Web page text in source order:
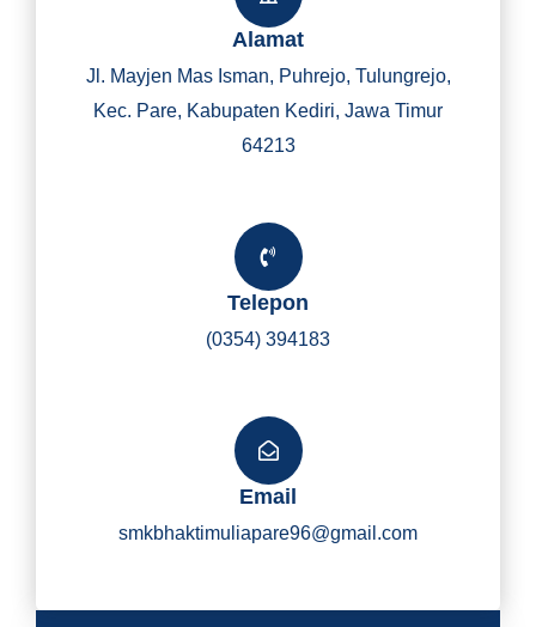
Y
I
Alamat
Jl. Mayjen Mas Isman, Puhrejo, Tulungrejo,
Kec. Pare, Kabupaten Kediri, Jawa Timur
64213
Telepon
(0354) 394183
Email
smkbhaktimuliapare96@gmail.com